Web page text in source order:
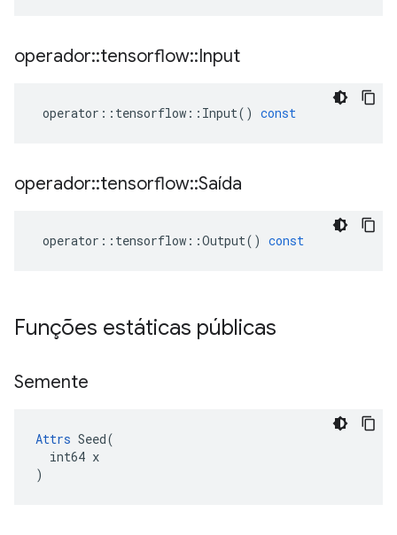
operador::tensorflow::Input
operator :: tensorflow :: Input() const
operador::tensorflow::Saída
operator :: tensorflow ::Output() const
Funções estáticas públicas
Semente
Attrs Seed(
  int64 x
)